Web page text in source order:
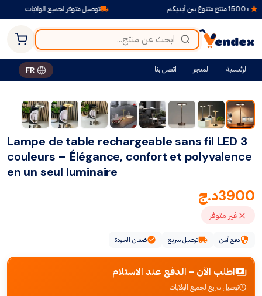
توصيل متوفر لجميع الولايات
الرئيسية المتجر اتصل بنا FR
Lampe de table rechargeable sans fil LED 3
couleurs – Élégance, confort et polyvalence
en un seul luminaire
3900د.ج
غير متوفر
دفع آمن توصيل سريع ضمان الجودة
اطلب الآن - الدفع عند الاستلام
توصيل سريع لجميع الولايات